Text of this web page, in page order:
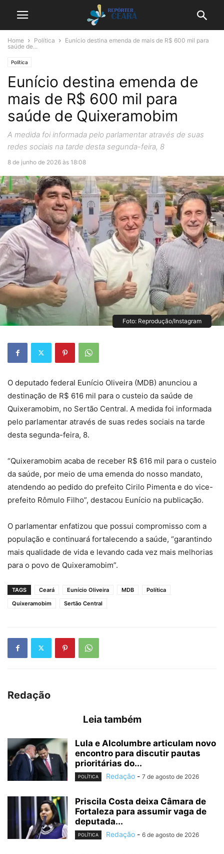
Home Política
Eunício destina emenda de mais de R$ 600 mil para
saúde de...
Política
Eunício destina emenda de
mais de R$ 600 mil para
saúde de Quixeramobim
A medida foi informada pelo parlamentar através de suas
redes sociais na tarde desta segunda-feira, 8
8 de junho de 2026 às 18:08
Foto: Reprodução/Instagram
O deputado federal Eunício Oliveira (MDB) anunciou a
destinação de R$ 616 mil para o custeio da saúde de
Quixeramobim, no Sertão Central. A medida foi informada
pelo parlamentar através de suas redes sociais na tarde
desta segunda-feira, 8.
“Quixeramobim acaba de receber R$ 616 mil para o custeio
da saúde, por meio de uma emenda do nosso mandato,
atendendo ao pedido do prefeito Cirilo Pimenta e do vice-
prefeito Rômulo Filho”, destacou Eunício na publicação.
O parlamentar enfatizou que possui compromisso com a
população e continuará fortalecendo a saúde, “garantindo
mais qualidade de vida e levando cada vez mais melhorias
para o povo de Quixeramobim”.
TAGS Ceará Eunício Oliveira MDB
Política
Quixeramobim
Sertão Central
Redação
Leia também
Lula e Alcolumbre articulam novo
encontro para discutir pautas
prioritárias do...
POLÍTICA Redação - 7 de agosto de 2026
Priscila Costa deixa Câmara de
Fortaleza para assumir vaga de
deputada...
POLÍTICA Redação - 6 de agosto de 2026